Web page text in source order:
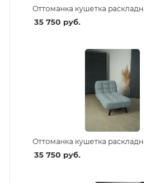
Оттоманка кушетка
35 750руб.
Оттоманка кушетка
35 750руб.